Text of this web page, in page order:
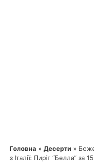
Головна » Десерти »
з Італії: Пиріг “Белла” за